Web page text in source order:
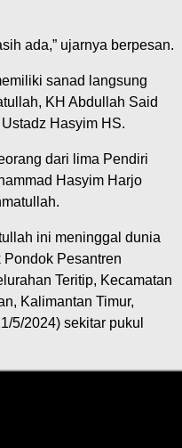
ada,” ujarnya berpesan.
sanad langsung
KH Abdullah Said
Hasyim HS.
dari lima Pendiri
Hasyim Harjo
ini meninggal dunia
Pesantren
Teritip, Kecamatan
Kalimantan Timur,
5/2024) sekitar pukul